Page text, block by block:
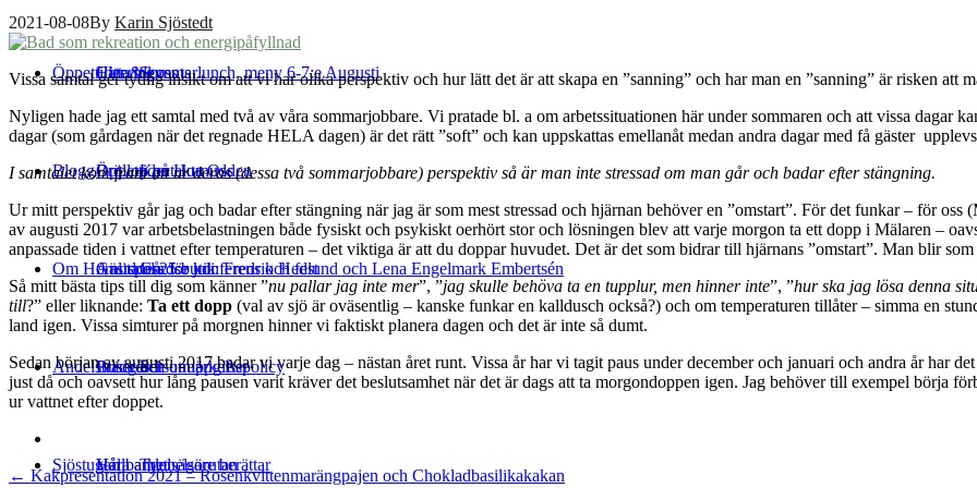
Sommarlunch, meny 6-7:e Augusti
Catering
Bröllop på Hornudden
Anlita oss för konferens och fest
Bussresor
Hitta till oss
Kontakta Oss
Öppettider & events
Öppettider
Gårdsbutik
Personuppgiftspolicy
Gästspel 25:e juli: Fredrik Hedlund och Lena Engelmark Embertsén
Blogg
Om Hornudden
Priser och utmärkelser
Tynnelsörutan
Hållbarhet
Andelsträdgård
Våra andelsägare berättar
Sjöstugan
2021-08-08By Karin Sjöstedt
Vissa samtal ger tydlig insikt om att vi har olika perspektiv och hur lätt det är att skapa en ”sanning” och har man en ”sanning” är risken att
Nyligen hade jag ett samtal med två av våra sommarjobbare. Vi pratade bl. a om arbetssituationen här under sommaren och att vissa dagar
dagar (som gårdagen när det regnade HELA dagen) är det rätt ”soft” och kan uppskattas emellanåt medan andra dagar med få gäster
I samtalet kom fram att ur deras (dessa två sommarjobbare) perspektiv så är man inte stressad om man går och badar efter stängning.
Ur mitt perspektiv går jag och badar efter stängning när jag är som mest stressad och hjärnan behöver en ”omstart”. För det funkar – för
av augusti 2017 var arbetsbelastningen både fysiskt och psykiskt oerhört stor och lösningen blev att varje morgon ta ett dopp i Mälaren –
anpassade tiden i vattnet efter temperaturen – det viktiga är att du doppar huvudet. Det är det som bidrar till hjärnans ”omstart”. Man blir
Så mitt bästa tips till dig som känner ”nu pallar jag inte mer”, ”jag skulle behöva ta en tupplur, men hinner inte”, ”hur ska jag lösa denna
till?” eller liknande: Ta ett dopp (val av sjö är oväsentlig – kanske funkar en kalldusch också?) och om temperaturen tillåter – simma en
land igen. Vissa simturer på morgnen hinner vi faktiskt planera dagen och det är inte så dumt.
Sedan början av augusti 2017 badar vi varje dag – nästan året runt. Vissa år har vi tagit paus under december och januari och andra år har
just då och oavsett hur lång pausen varit kräver det beslutsamhet när det är dags att ta morgondoppen igen. Jag behöver till exempel börja
ur vattnet efter doppet.
← Kakpresentation 2021 – Rosenkvittenmarängpajen och Chokladbasilikakakan